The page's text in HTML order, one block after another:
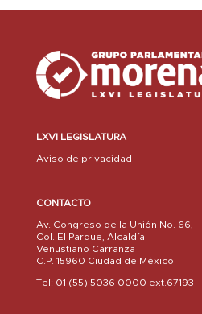
LXVI LEGISLATURA
Aviso de privacidad
CONTACTO
Av. Congreso de la Unión No. 66,
Col. El Parque, Alcaldía
Venustiano Carranza
C.P. 15960 Ciudad de México
Tel: 01 (55) 5036 0000 ext.67193